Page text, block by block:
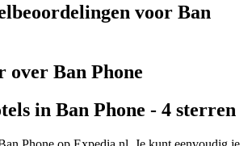
voor Ban
over Ban Phone
in Ban Phone - 4 sterren